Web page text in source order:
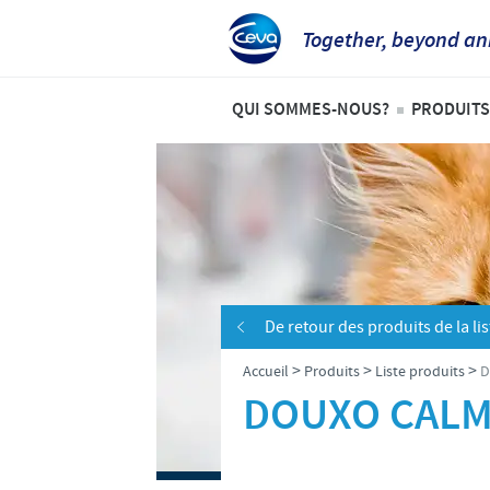
Together, beyond
QUI SOMMES-NOUS?
Aperçu de la société
Ceva en Belgique
Ceva dans le monde
Notre histoire
Notre mission
Nos valeurs
Recherche et développement
PRODUITS
Liste
Porcs
De retour des produits de la
Accueil > Produits> Liste produits>
DOUXO CALM